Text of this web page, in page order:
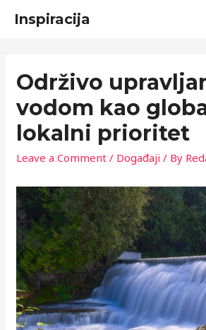
Inspiracija
Održivo
vodom kao
lokalni prioritet
Leave a Comment / Događaji / By